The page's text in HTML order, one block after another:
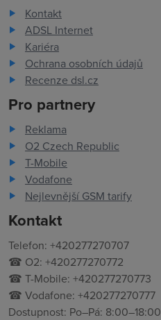
Kontakt
ADSL Internet
Kariéra
Ochrana osobních údajů
Recenze dsl.cz
Pro partnery
Reklama
O2 Czech Republic
T-Mobile
Vodafone
Nejlevnější GSM tarify
Kontakt
Telefon: +420277270707
☎ O2: +420277270772
☎ T-Mobile: +420277270773
☎ Vodafone: +420277270777
Dostupnost: Po–Pá: 8:00–18:00